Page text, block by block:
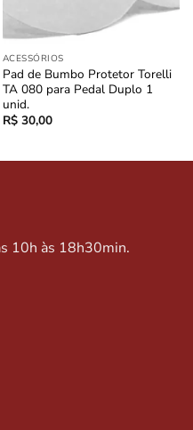
ACESSÓRIOS
Pad de Bumbo Protetor Torelli
TA 080 para Pedal Duplo 1
unid.
R$30,00
10h às 18h30min.